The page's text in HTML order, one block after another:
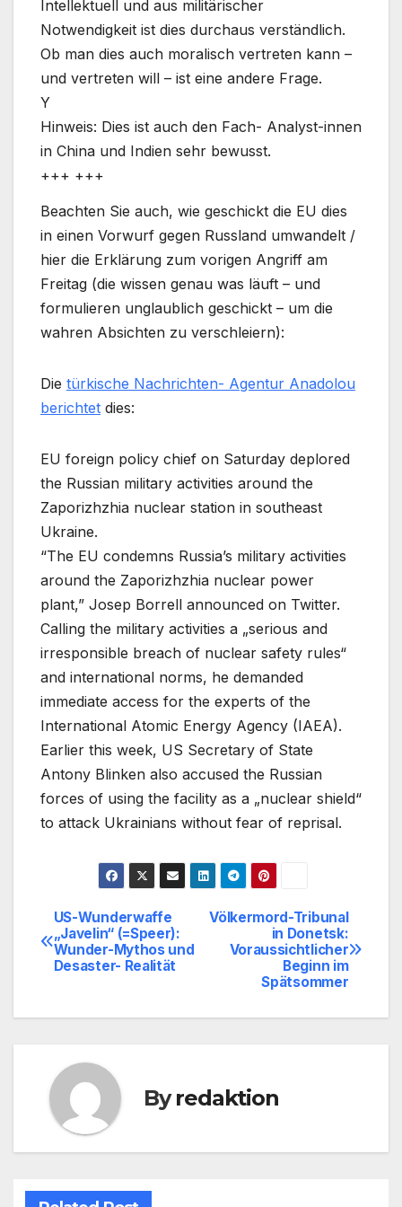
Intellektuell und aus militärischer
Notwendigkeit ist dies durchaus verständlich.
Ob man dies auch moralisch vertreten kann –
und vertreten will – ist eine andere Frage.
Y
Hinweis: Dies ist auch den Fach- Analyst-innen
in China und Indien sehr bewusst.
+++ +++
Beachten Sie auch, wie geschickt die EU dies
in einen Vorwurf gegen Russland umwandelt /
hier die Erklärung zum vorigen Angriff am
Freitag (die wissen genau was läuft – und
formulieren unglaublich geschickt – um die
wahren Absichten zu verschleiern):
Die türkische Nachrichten- Agentur Anadolou
berichtet dies:
EU foreign policy chief on Saturday deplored
the Russian military activities around the
Zaporizhzhia nuclear station in southeast
Ukraine.
“The EU condemns Russia’s military activities
around the Zaporizhzhia nuclear power
plant,” Josep Borrell announced on Twitter.
Calling the military activities a „serious and
irresponsible breach of nuclear safety rules“
and international norms, he demanded
immediate access for the experts of the
International Atomic Energy Agency (IAEA).
Earlier this week, US Secretary of State
Antony Blinken also accused the Russian
forces of using the facility as a „nuclear shield“
to attack Ukrainians without fear of reprisal.
Beitragsnavigation
Völkermord-Tribunal
in Donetsk:
Voraussichtlicher
Beginn im
Spätsommer
US-Wunderwaffe
„Javelin“ (=Speer):
Wunder-Mythos und
Desaster- Realität
Byredaktion